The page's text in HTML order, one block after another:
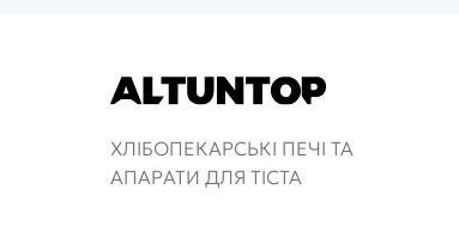
ХЛІБОПЕКАРСЬКІ ПЕЧІ ТА
АПАРАТИ ДЛЯ ТІСТА